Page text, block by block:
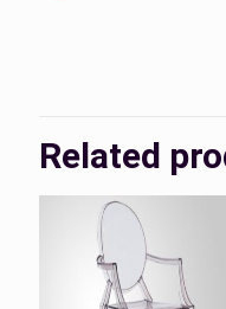
Related